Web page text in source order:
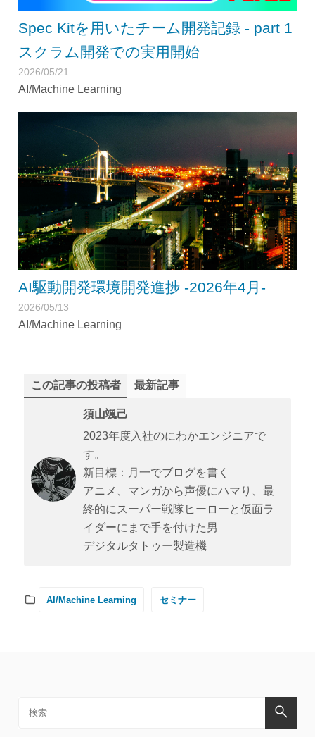
Spec Kitを用いたチーム開発記録 - part 1
スクラム開発での実用開始
2026/05/21
AI/Machine Learning
AI駆動開発環境開発進捗 -2026年4月-
2026/05/13
AI/Machine Learning
この記事の投稿者 最新記事
須山颯己
2023年度入社のにわかエンジニアで
す。
新目標：月一でブログを書く
アニメ、マンガから声優にハマり、最
終的にスーパー戦隊ヒーローと仮面ラ
イダーにまで手を付けた男
デジタルタトゥー製造機
AI/Machine Learning セミナー